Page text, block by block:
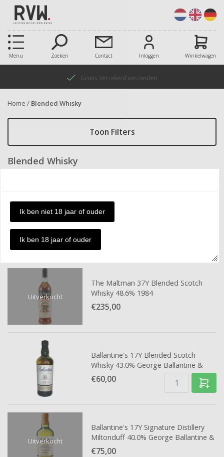
Menu Zoeken Contact Inloggen Winkelwagen
14 dagen retourrecht
Home / Blended Whisky
Toon Filters
Blended Whisky
Sorteer op:
Items: 100
Uitverkocht
The Maltman 37Y Blended Scotch
Whisky 48.6% 1984
€235,00
Ballantine's 17Y Blended Scotch
Whisky 43.0% George Ballantine &
Son
€60,00
Uitverkocht
Ballantine's 17Y Signature Distillery
Miltonduff 40.0% George Ballantine &
Son
€75,00
Ik ben niet 18 jaar of ouder
Ik ben 18 jaar of ouder